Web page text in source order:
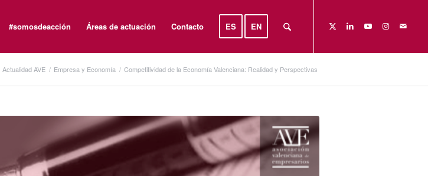
#somosdeacción Áreas de actuación Contacto ES EN
Actualidad AVE / Empresa y Economía / Competitividad de la Economía Valenciana: Realidad y Perspectivas